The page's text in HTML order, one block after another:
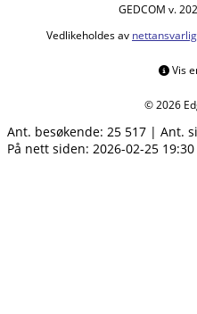
GEDCOM v.
Vedlikeholdes av nettansvarlig
Vis
© 2026
Ant. besøkende: 25 517 | Ant.
På nett siden: 2026-02-25 19:30